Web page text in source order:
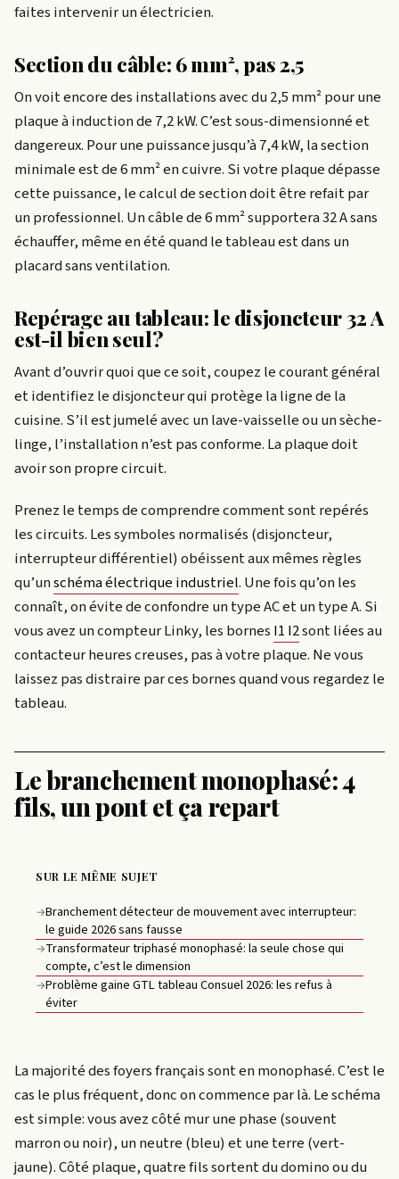
faites intervenir un électricien.
Section du câble: 6 mm², pas 2,5
On voit encore des installations avec du 2,5 mm² pour une
plaque à induction de 7,2 kW. C’est sous-dimensionné et
dangereux. Pour une puissance jusqu’à 7,4 kW, la section
minimale est de 6 mm² en cuivre. Si votre plaque dépasse
cette puissance, le calcul de section doit être refait par
un professionnel. Un câble de 6 mm² supportera 32 A sans
échauffer, même en été quand le tableau est dans un
placard sans ventilation.
Repérage au tableau: le disjoncteur 32 A
est-il bien seul?
Avant d’ouvrir quoi que ce soit, coupez le courant général
et identifiez le disjoncteur qui protège la ligne de la
cuisine. S’il est jumelé avec un lave-vaisselle ou un sèche-
linge, l’installation n’est pas conforme. La plaque doit
avoir son propre circuit.
Prenez le temps de comprendre comment sont repérés
les circuits. Les symboles normalisés (disjoncteur,
interrupteur différentiel) obéissent aux mêmes règles
qu’unschéma électrique industriel. Une fois qu’on les
connaît, on évite de confondre un type AC et un type A. Si
vous avez un compteur Linky, les bornes I1 I2sont liées au
contacteur heures creuses, pas à votre plaque. Ne vous
laissez pas distraire par ces bornes quand vous regardez le
tableau.
Le branchement monophasé: 4
fils, un pont et ça repart
SUR LE MÊME SUJET
→Branchement détecteur de mouvement avec interrupteur:
le guide 2026 sans fausse
→Transformateur triphasé monophasé: la seule chose qui
compte, c’est le dimension
→Problème gaine GTL tableau Consuel 2026: les refus à
éviter
La majorité des foyers français sont en monophasé. C’est le
cas le plus fréquent, donc on commence par là. Le schéma
est simple: vous avez côté mur une phase (souvent
marron ou noir), un neutre (bleu) et une terre (vert-
jaune). Côté plaque, quatre fils sortent du domino ou du